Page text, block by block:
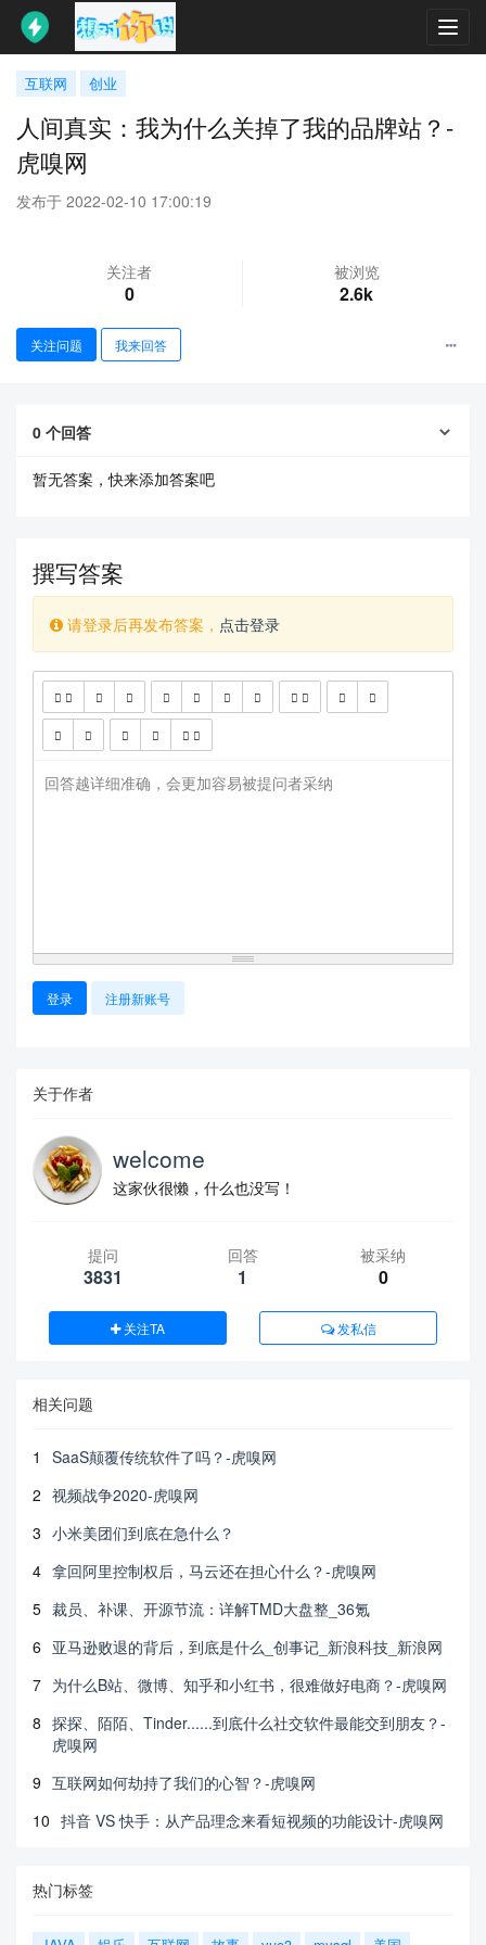
互联网 创业
人间真实：我为什么关掉了我的品牌站？-
虎嗅网
发布于 2022-02-10 17:00:19
查看更多
关注者
0
被浏览
2.6k
关注问题 我来回答
0 个回答
暂无答案，快来添加答案吧
撰写答案
请登录后再发布答案， 点击登录
回答越详细准确，会更加容易被提问者采纳
登录 注册新账号
关于作者
welcome
这家伙很懒，什么也没写！
提问
3831
回答
1
被采纳
0
关注TA 发私信
相关问题
1
SaaS颠覆传统软件了吗？-虎嗅网
2 视频战争2020-虎嗅网
3 小米美团们到底在急什么？
4 拿回阿里控制权后，马云还在担心什么？-虎嗅网
5 裁员、补课、开源节流：详解TMD大盘整_36氪
6 亚马逊败退的背后，到底是什么_创事记_新浪科技_新浪网
7 为什么B站、微博、知乎和小红书，很难做好电商？-虎嗅网
8 探探、陌陌、Tinder......到底什么社交软件最能交到朋友？-
虎嗅网
9 互联网如何劫持了我们的心智？-虎嗅网
10 抖音 VS 快手：从产品理念来看短视频的功能设计-虎嗅网
热门标签